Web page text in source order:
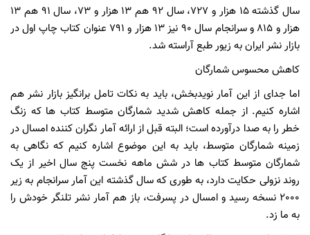
سال گذشته 15 هزار و 727، سال 92 هم 13 هزار و 73، سال 91 هم 13
هزار و 815 و سرانجام سال 90 نیز 13 هزار و 791 عنوان کتاب چاپ اول در
بازار نشر ایران به زیور طبع آراسته شد.
کاهش محسوس شمارگان
اما جدای از این آمار نویدبخش، باید به نکات تامل برانگیز بازار نشر هم
اشاره کنیم. از جمله کاهش شدید شمارگان متوسط کتاب ها که زنگ
خطر را به صدا درآورده است؛ البته قبل از ارائه آمار نگران کننده امسال در
زمینه شمارگان متوسط، باید به این موضوع اشاره کنیم که نگاهی به
شمارگان متوسط کتاب ها در شش ماهه نخست پنج سال اخیر از یک
روند نزولی حکایت دارد، به طوری که سال گذشته این آمار سرانجام به زیر
2000 نسخه رسید و امسال در پسرفت، باز هم آمار نشر تلنگر خودش را
به ما زد.